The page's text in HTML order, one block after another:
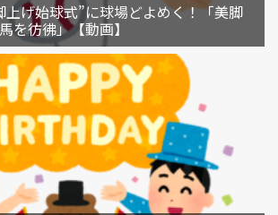
上げ始球式”に球場どよめく！「美脚
を彷彿」【動画】